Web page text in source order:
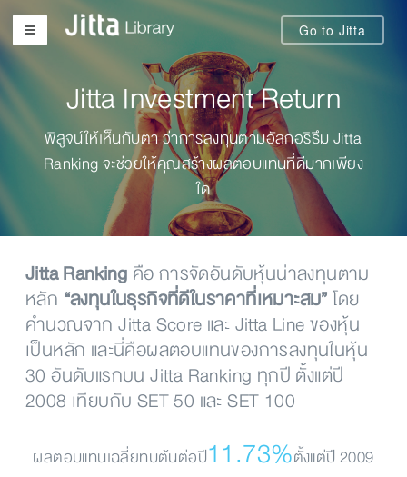
Go to Jitta
Jitta Investment Return
พิสูจน์ให้เห็นกับตา ว่าการลงทุนตามอัลกอริธึม Jitta
Ranking จะช่วยให้คุณสร้างผลตอบแทนที่ดีมากเพียง
ใด
Jitta Ranking คือ การจัดอันดับหุ้นน่าลงทุนตาม
หลัก “ลงทุนในธุรกิจที่ดีในราคาที่เหมาะสม”โดย
คำนวณจาก Jitta Score และ Jitta Line ของหุ้น
เป็นหลัก และนี่คือผลตอบแทนของการลงทุนในหุ้น
30 อันดับแรกบน Jitta Ranking ทุกปี ตั้งแต่ปี
2008 เทียบกับ SET 50 และ SET 100
ผลตอบแทนเฉลี่ยทบต้นต่อปี11.73%ตั้งแต่ปี 2009